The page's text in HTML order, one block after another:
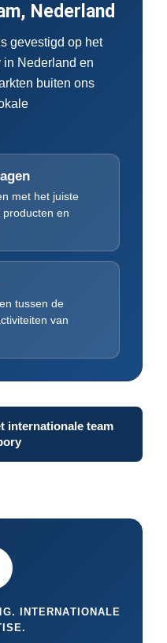
Nederland
gevestigd op het
in Nederland en
buiten ons
met het juiste
en
tussen de
van
internationale team
INTERNATIONALE